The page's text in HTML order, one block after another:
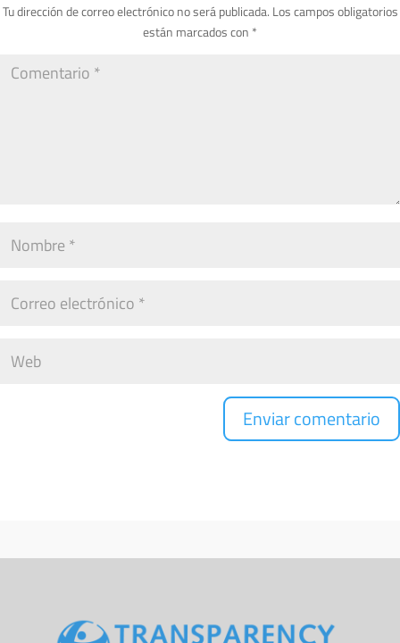
Tu dirección de correo electrónico no será publicada. Los campos obligatorios
están marcados con *